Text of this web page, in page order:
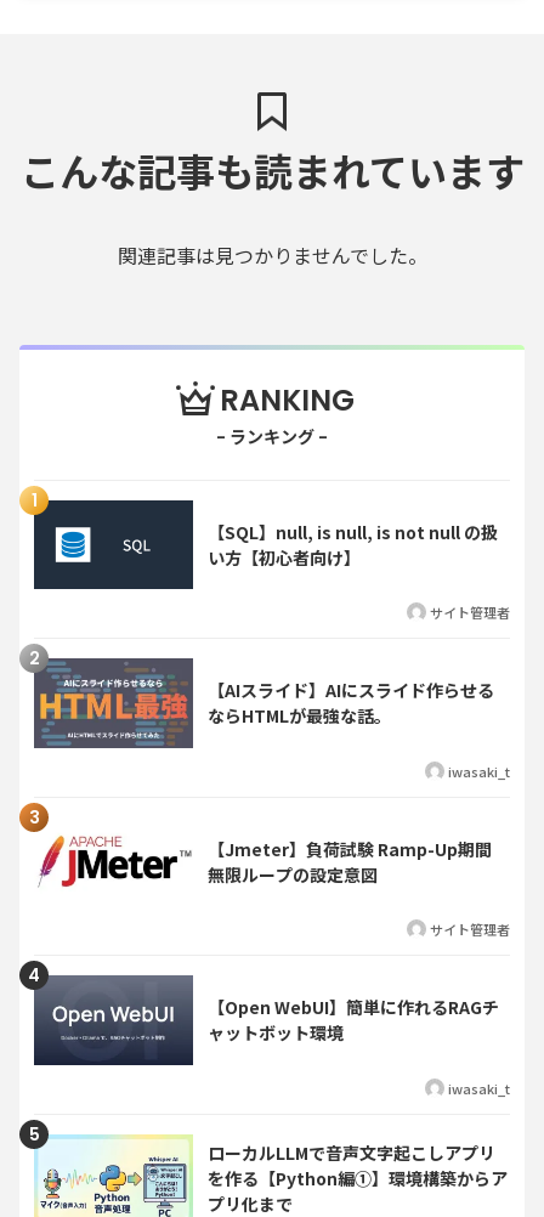
こんな記事も読まれています
関連記事は見つかりませんでした。
RANKING
【SQL】null, is null, is not null の扱
い方【初心者向け】
サイト管理者
【AIスライド】AIにスライド作らせる
ならHTMLが最強な話。
iwasaki_t
【Jmeter】負荷試験 Ramp-Up期間
無限ループの設定意図
サイト管理者
【Open WebUI】簡単に作れるRAGチ
ャットボット環境
iwasaki_t
ローカルLLMで音声文字起こしアプリ
を作る【Python編①】環境構築からア
プリ化まで